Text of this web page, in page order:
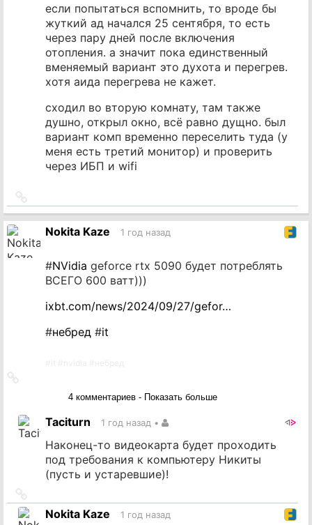
если попытаться вспомнить, то вроде бы
жуткий ад начался 25 сентября, то есть
через пару дней после включения
отопления. а значит пока единственный
вменяемый вариант это духота и перегрев.
хотя аида перегрева не кажет.
сходил во вторую комнату, там также
душно, открыл окно, всё равно дущно. был
вариант комп временно переселить туда (у
меня есть третий монитор) и проверить
через ИБП и wifi
на
источник
Nokita Kaze 1 год назад
#NVidia geforce rtx 5090 будет потреблять
ВСЕГО 600 ватт)))
ixbt.com/news/2024/09/27/gefor…
#небред #it
4 комментариев - Показать больше
Taciturn 1 год назад •
Наконец-то видеокарта будет проходить
под требования к компьютеру Никиты
(пусть и устаревшие)!
на
источник
Nokita Kaze 1 год назад